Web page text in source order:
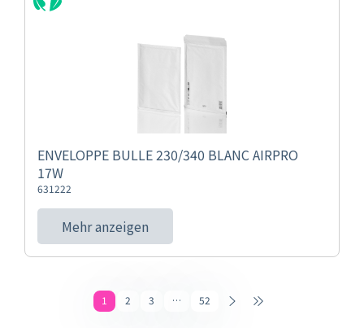
ENVELOPPE BULLE 230/340 BLANC AIRPRO
17W
631222
Mehr anzeigen
1 2 3 … 52